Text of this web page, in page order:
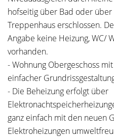
hofseitig über Bad oder
Treppenhaus erschlossen.
Angabe keine Heizung, WC/
vorhanden.
- Wohnung Obergeschoss
einfacher
- Die Beheizung erfolgt über
ganz einfach mit den neuen
Elektroheizungen